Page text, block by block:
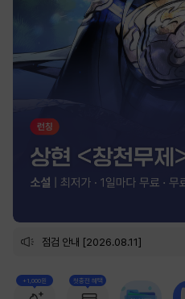
점검 안내 [2026.08.11]
+1,000원 첫충전 혜택